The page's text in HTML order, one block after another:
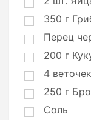
350 г
Перец
200 г
4 веточек
250 г
Соль